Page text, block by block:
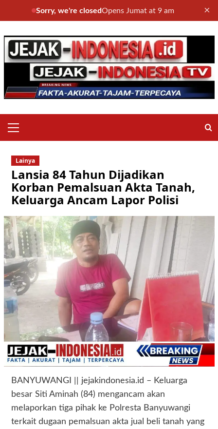
Sorry, we're closedOpens Jumat at 9 am ×
to
content
Menu
Lainya
Lansia 84 Tahun Dijadikan
Korban Pemalsuan Akta Tanah,
Keluarga Ancam Lapor Polisi
BANYUWANGI || jejakindonesia.id – Keluarga
besar Siti Aminah (84) mengancam akan
melaporkan tiga pihak ke Polresta Banyuwangi
terkait dugaan pemalsuan akta jual beli tanah yang